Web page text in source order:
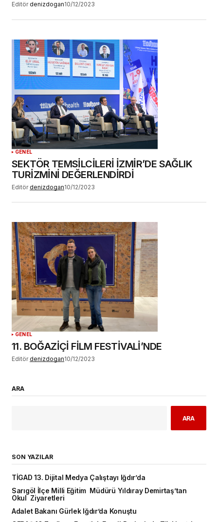
Editör denizdogan10/12/2023
GENEL
SEKTÖR TEMSİLCİLERİ İZMİR’DE SAĞLIK
TURİZMİNİ DEĞERLENDİRDİ
Editör denizdogan10/12/2023
GENEL
11. BOĞAZİÇİ FİLM FESTİVALİ’NDE
Editör denizdogan10/12/2023
ARA
ARA
SON YAZILAR
TİGAD 13. Dijital Medya Çalıştayı Iğdır’da
Sarıgöl İlçe Milli Eğitim Müdürü Yıldıray Demirtaş’tan
Okul Ziyaretleri
Adalet Bakanı Gürlek Iğdır’da Konuştu